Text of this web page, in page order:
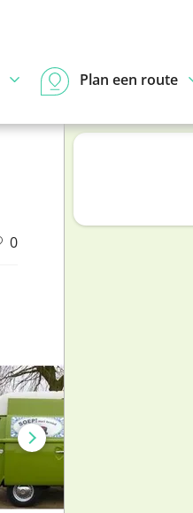
Plan een route
0